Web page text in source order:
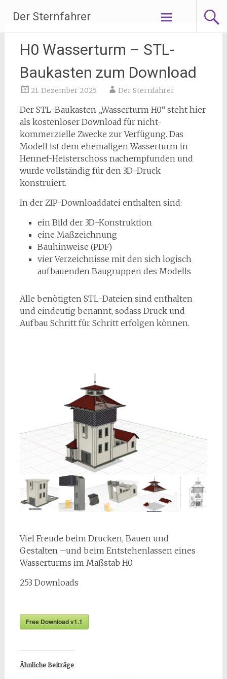
Inhalt
springen
Der Sternfahrer
H0 Wasserturm – STL-
Baukasten zum Download
21. Dezember 2025 Der Sternfahrer
Der STL-Baukasten „Wasserturm H0“ steht hier
als kostenloser Download für nicht-
kommerzielle Zwecke zur Verfügung. Das
Modell ist dem ehemaligen Wasserturm in
Hennef-Heisterschoss nachempfunden und
wurde vollständig für den 3D-Druck
konstruiert.
In der ZIP-Downloaddatei enthalten sind:
ein Bild der 3D-Konstruktion
eine Maßzeichnung
Bauhinweise (PDF)
vier Verzeichnisse mit den sich logisch
aufbauenden Baugruppen des Modells
Alle benötigten STL-Dateien sind enthalten
und eindeutig benannt, sodass Druck und
Aufbau Schritt für Schritt erfolgen können.
Viel Freude beim Drucken, Bauen und
Gestalten –und beim Entstehenlassen eines
Wasserturms im Maßstab H0.
253 Downloads
Free Download v1.1
Ähnliche Beiträge